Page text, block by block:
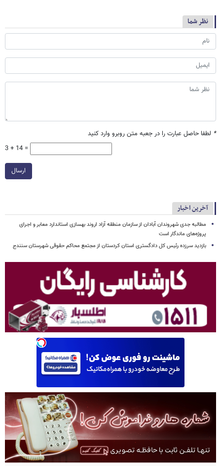
نظر شما
* لطفا حاصل عبارت را در جعبه متن روبرو وارد کنید
3 + 14 =
ارسال
آخرین اخبار
مطالبه جدی شهروندان آبادان از سازمان منطقه آزاد اروند بهسازی استاندارد معابر و اجرای
پروژه‌های ماندگار است
بازدید سرزده رئیس کل دادگستری استان کردستان از مجتمع محاکم حقوقی شهرستان سنندج